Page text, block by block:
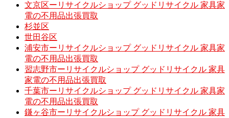
文京区ーリサイクルショップ グッドリサイクル 家具家
電の不用品出張買取
杉並区
世田谷区
浦安市ーリサイクルショップ グッドリサイクル 家具家
電の不用品出張買取
習志野市ーリサイクルショップ グッドリサイクル 家具
家電の不用品出張買取
千葉市ーリサイクルショップ グッドリサイクル 家具家
電の不用品出張買取
鎌ヶ谷市ーリサイクルショップ グッドリサイクル 家具